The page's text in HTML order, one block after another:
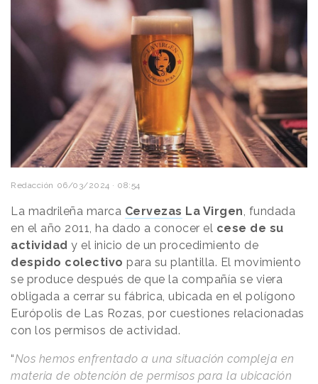
Redacción 06/03/2024 · 08:54
La madrileña marca Cervezas La Virgen, fundada
en el año 2011, ha dado a conocer el cese de su
actividad y el inicio de un procedimiento de
despido colectivo para su plantilla. El movimiento
se produce después de que la compañía se viera
obligada a cerrar su fábrica, ubicada en el polígono
Európolis de Las Rozas, por cuestiones relacionadas
con los permisos de actividad.
“Nos hemos enfrentado a una situación compleja en
materia de obtención de permisos para la ubicación